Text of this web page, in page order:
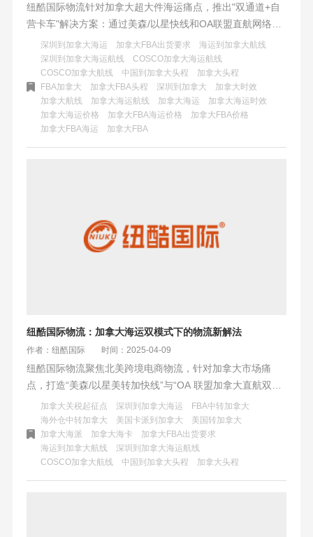
纽酷国际物流针对加拿大超大件海运痛点，推出"双通道+自
营卡车"解决方案：通过美森/以星快线和OA联盟直航网络，
结合智能路径优化与全链路可视化系统，实现全境商业仓/私
人地址直送，规避UPS高额附加费，提供整板直送、平板叉
车服务等透明化服务，将超规物流转化为标准化可控交付。
深圳到加拿大海运 加拿大FBA出货要求
海运到加拿大航线
深圳到加拿大海运航线
COSCO加拿大海运航线
COSCO加拿大航线
中国到加拿大头程
加拿大头程
FBA加拿大
加拿大FBA头程 深圳到加拿大
加拿大时效
加拿大航线
加拿大海运航线 加拿大海运
加拿大海运时效
加拿大海运价格
加拿大FBA海运价格
加拿大FBA价格
加拿大FBA海运
加拿大FBA
纽酷国际物流：加拿大海运双模式下的物流新解法
作者：纽酷国际 时间：2025-04-09
纽酷国际物流聚焦北美跨境电商物流，针对加拿大市场痛
点，打造“美森/以星美转加快线”与“OA 联盟加拿大直航双模
式”。前者保障时效，如美森快船配合陆运整体 18 - 22 天
达；后者凸显成本优势，ERS 模式成本和稳定控制优选。还
通过模式组合与自研系统，实现“时效 - 成本”平衡。
加拿大关税起征点 深圳到加拿大海运
FBA中转加拿大
海外仓中转加拿大
美国卡派到加拿大
美国转加拿大
加拿大海派
加拿大海卡
加拿大FBA出货要求
海运到加拿大航线
深圳到加拿大海运航线
COSCO加拿大航线
中国到加拿大头程 加拿大头程